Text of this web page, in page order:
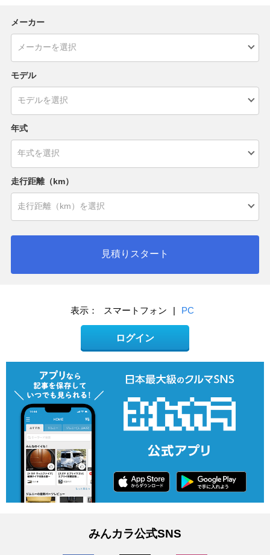
メーカー
モデル
年式
走行距離（km）
見積りスタート
表示： スマートフォン | PC
ログイン
みんカラ公式SNS